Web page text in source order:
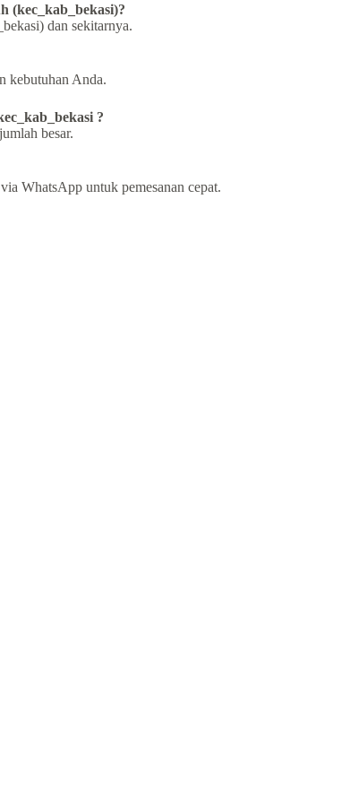
(kec_kab_bekasi)?
dan sekitarnya.
kebutuhan Anda.
?
besar.
WhatsApp untuk pemesanan cepat.